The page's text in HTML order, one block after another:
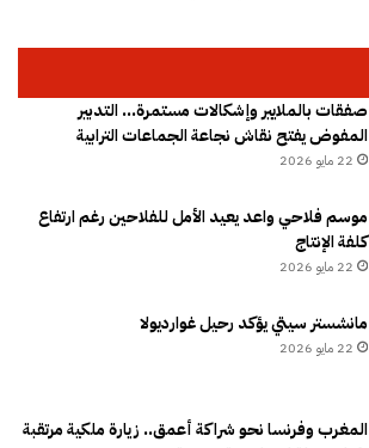
صفقات بالملايير وإشكالات مستمرة… التدبير
المفوض يفتح نقاش نجاعة الجماعات الترابية
22 مايو 2026
موسم فلاحي واعد يعيد الأمل للفلاحين رغم ارتفاع
كلفة الإنتاج
22 مايو 2026
مانشستر سيتي يؤكد رحيل غوارديولا
22 مايو 2026
المغرب وفرنسا نحو شراكة أعمق.. زيارة ملكية مرتقبة